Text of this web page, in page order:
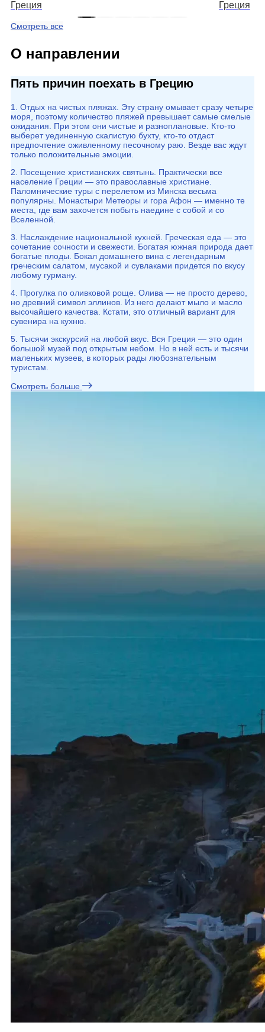
Греция Греция
Смотреть все
О направлении
Пять причин поехать в Грецию
1. Отдых на чистых пляжах. Эту страну омывает сразу четыре
моря, поэтому количество пляжей превышает самые смелые
ожидания. При этом они чистые и разноплановые. Кто-то
выберет уединенную скалистую бухту, кто-то отдаст
предпочтение оживленному песочному раю. Везде вас ждут
только положительные эмоции.
2. Посещение христианских святынь. Практически все
население Греции — это православные христиане.
Паломнические туры с перелетом из Минска весьма
популярны. Монастыри Метеоры и гора Афон — именно те
места, где вам захочется побыть наедине с собой и со
Вселенной.
3. Наслаждение национальной кухней. Греческая еда — это
сочетание сочности и свежести. Богатая южная природа дает
богатые плоды. Бокал домашнего вина с легендарным
греческим салатом, мусакой и сувлаками придется по вкусу
любому гурману.
4. Прогулка по оливковой роще. Олива — не просто дерево,
но древний символ эллинов. Из него делают мыло и масло
высочайшего качества. Кстати, это отличный вариант для
сувенира на кухню.
5. Тысячи экскурсий на любой вкус. Вся Греция — это один
большой музей под открытым небом. Но в ней есть и тысячи
маленьких музеев, в которых рады любознательным
туристам.
Смотреть больше